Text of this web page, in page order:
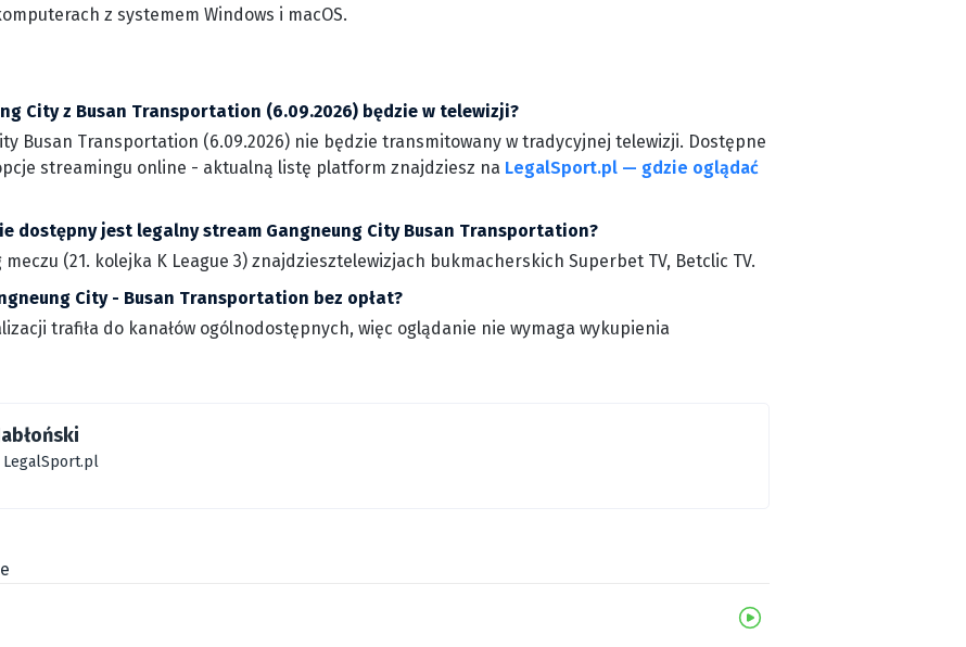
z systemem Windows i macOS.
City z Busan Transportation (6.09.2026) będzie w telewizji?
Busan Transportation (6.09.2026) nie będzie transmitowany w tradycyjnej telewizji. Dostępne
streamingu online - aktualną listę platform znajdziesz na LegalSport.pl — gdzie oglądać
dostępny jest legalny stream Gangneung City Busan Transportation?
(21. kolejka K League 3) znajdziesztelewizjach bukmacherskich Superbet TV, Betclic TV.
City - Busan Transportation bez opłat?
trafiła do kanałów ogólnodostępnych, więc oglądanie nie wymaga wykupienia
LegalSport.pl